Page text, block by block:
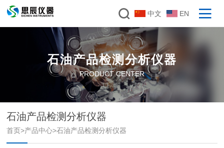
中文 EN
石油产品检测分析仪器
PRODUCT CENTER
石油产品检测分析仪器
首页>产品中心>石油产品检测分析仪器